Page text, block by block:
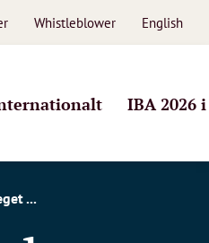
Whistleblower English
IBA 2026
...